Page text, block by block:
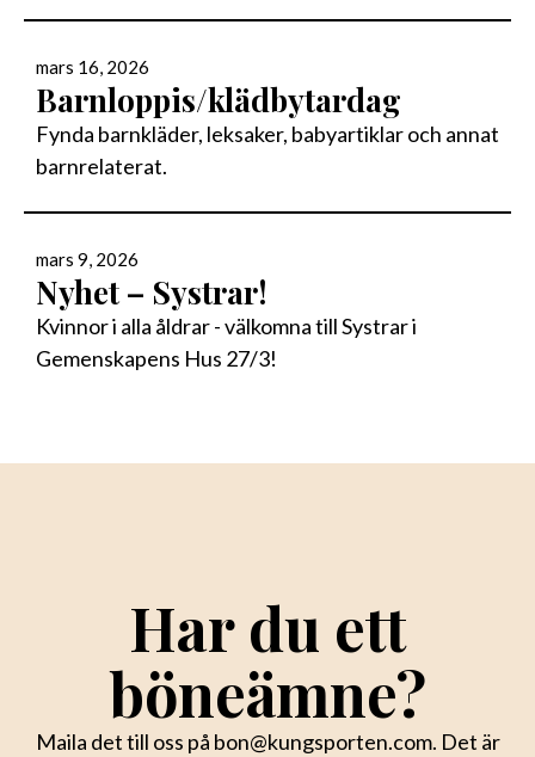
mars 16, 2026
Barnloppis/klädbytardag
Fynda barnkläder, leksaker, babyartiklar och annat
barnrelaterat.
mars 9, 2026
Nyhet – Systrar!
Kvinnor i alla åldrar - välkomna till Systrar i
Gemenskapens Hus 27/3!
Har du ett
böneämne?
Maila det till oss på bon@kungsporten.com. Det är